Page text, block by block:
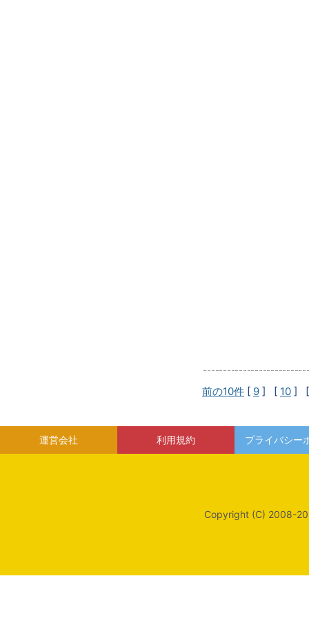
前の10件 [ 9 ] [ 10 ]
運営会社 利用規約 プライバシー
Copyright (C) 2008-